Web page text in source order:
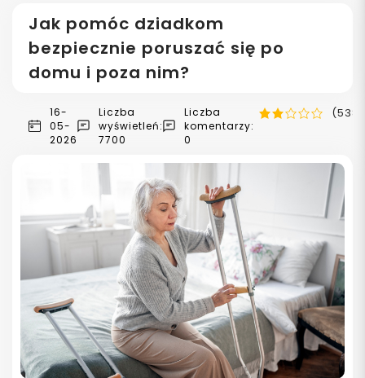
Jak pomóc dziadkom
bezpiecznie poruszać się po
domu i poza nim?
16-
05-
2026
Liczba
wyświetleń:
7700
Liczba
komentarzy:
0
(538)